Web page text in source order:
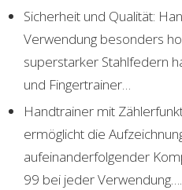
Sicherheit und Qualität:
Verwendung besonders
superstarker Stahlfedern
und Fingertrainer…
Handtrainer mit
ermöglicht die
aufeinanderfolgender
99 bei jeder Verwendung….